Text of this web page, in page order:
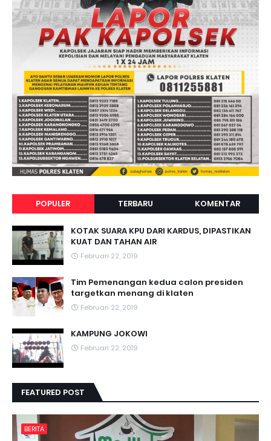
POPULER TERBARU KOMENTAR
KOTAK SUARA KPU DARI KARDUS, DIPASTIKAN
KUAT DAN TAHAN AIR
Februari 22, 2019
Tim Pemenangan kedua calon presiden
targetkan menang di klaten
Februari 22, 2019
KAMPUNG JOKOWI
Februari 22, 2019
FEATURED POST
BERITA